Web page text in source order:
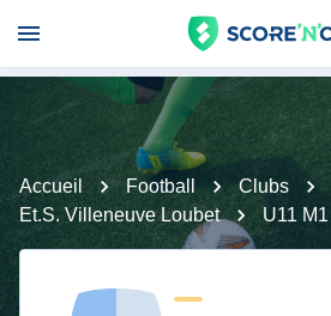
Accueil Football Clubs
Et.S. Villeneuve Loubet
U11 M1